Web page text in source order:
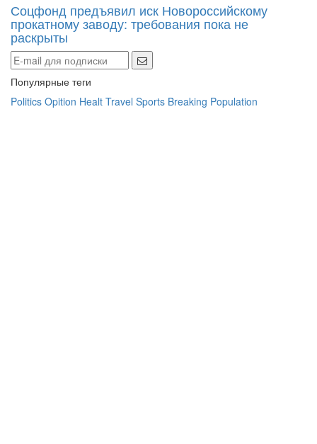
Соцфонд предъявил иск Новороссийскому
прокатному заводу: требования пока не
раскрыты
Популярные теги
Politics Opition Healt Travel Sports Breaking Population